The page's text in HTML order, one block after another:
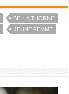
BELLA THORNE
JEUNE FEMME